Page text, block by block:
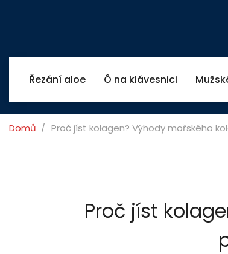
Řezání aloe Ô na klávesnici
Domů Proč jíst kolagen? Výhody mořského
Proč jíst